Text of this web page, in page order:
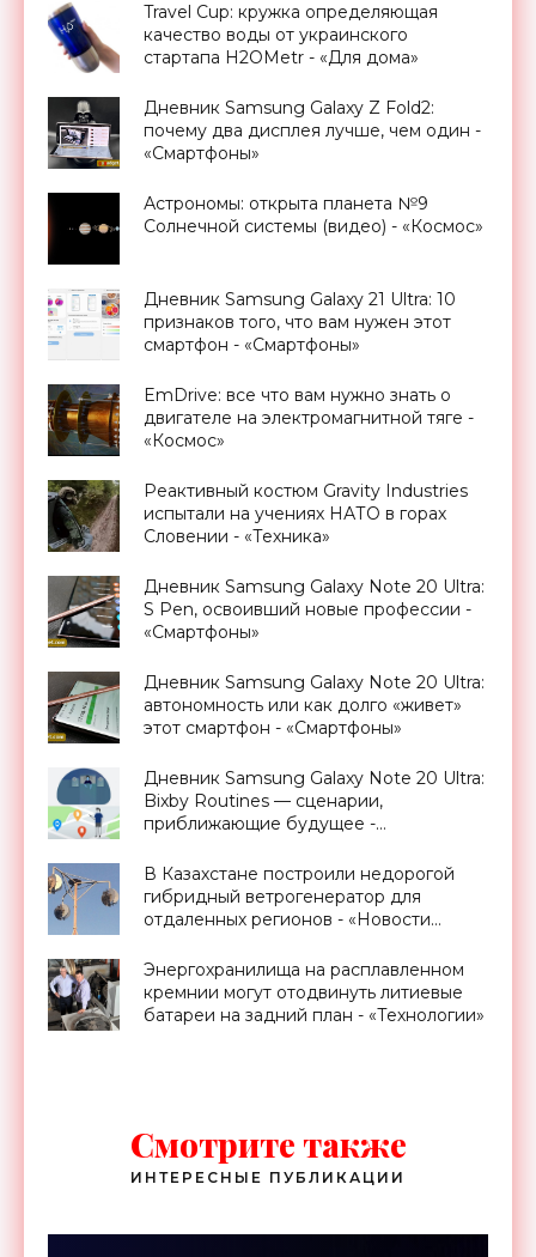
Travel Cup: кружка определяющая
качество воды от украинского
стартапа H2OMetr - «Для дома»
Дневник Samsung Galaxy Z Fold2:
почему два дисплея лучше, чем один -
«Смартфоны»
Астрономы: открыта планета №9
Солнечной системы (видео) - «Космос»
Дневник Samsung Galaxy 21 Ultra: 10
признаков того, что вам нужен этот
смартфон - «Смартфоны»
EmDrive: все что вам нужно знать о
двигателе на электромагнитной тяге -
«Космос»
Реактивный костюм Gravity Industries
испытали на учениях НАТО в горах
Словении - «Техника»
Дневник Samsung Galaxy Note 20 Ultra:
S Pen, освоивший новые профессии -
«Смартфоны»
Дневник Samsung Galaxy Note 20 Ultra:
автономность или как долго «живет»
этот смартфон - «Смартфоны»
Дневник Samsung Galaxy Note 20 Ultra:
Bixby Routines — сценарии,
приближающие будущее -
В Казахстане построили недорогой
гибридный ветрогенератор для
отдаленных регионов - «Новости
Энергохранилища на расплавленном
кремнии могут отодвинуть литиевые
батареи на задний план - «Технологии»
Смотрите также
ИНТЕРЕСНЫЕ ПУБЛИКАЦИИ